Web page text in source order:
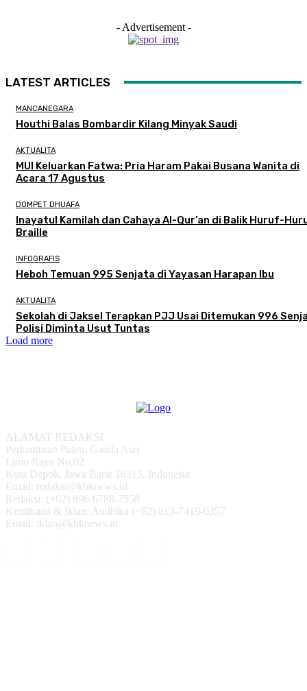
- Advertisement -
LATEST ARTICLES
MANCANEGARA
Houthi Balas Bombardir Kilang Minyak Saudi
AKTUALITA
MUI Keluarkan Fatwa: Pria Haram Pakai Busana Wanita di
Acara 17 Agustus
DOMPET DHUAFA
Inayatul Kamilah dan Cahaya Al-Qur’an di Balik Huruf-
Braille
INFOGRAFIS
Heboh Temuan 995 Senjata di Yayasan Harapan Ibu
AKTUALITA
Sekolah di Jaksel Terapkan PJJ Usai Ditemukan 996
Polisi Diminta Usut Tuntas
Load more
ALAMAT REDAKSI
Perkantoran Palem Ganda Asri
Limo Raya No.02
Kota Depok, Jawa Barat 16515, Indonesia
Email: redaksi@kbknews.id
Redaksi: (+62) 896-6788-7558
Kemitraan & Iklan: Andhika (+62) 813-7419-0357
Email: iklan@kbknews.id